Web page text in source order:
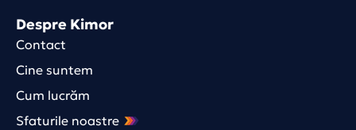
Despre Kimor
Contact
Cine suntem
Cum lucrăm
Sfaturile noastre